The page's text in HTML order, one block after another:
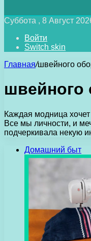
Суббота , 8 Август
Войти
Switch skin
Главная/швейного
швейного
Каждая модница
Все мы личности, и
подчеркивала некую
Домашний быт